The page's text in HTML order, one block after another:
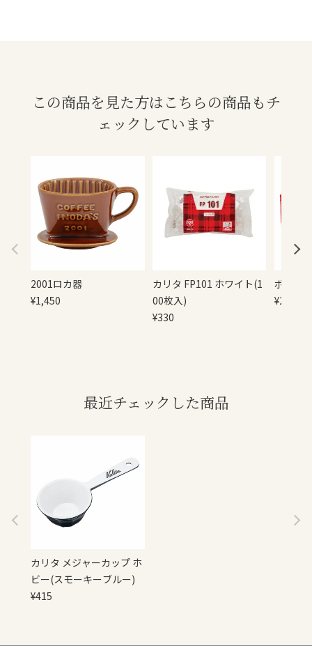
この商品を見た方はこちらの商品もチ
ェックしています
2001ロカ器
¥1,450
カリタ FP101 ホワイト(1
00枚入)
¥330
ポット
¥280
最近チェックした商品
カリタ メジャーカップ ホ
ビー(スモーキーブルー)
¥415